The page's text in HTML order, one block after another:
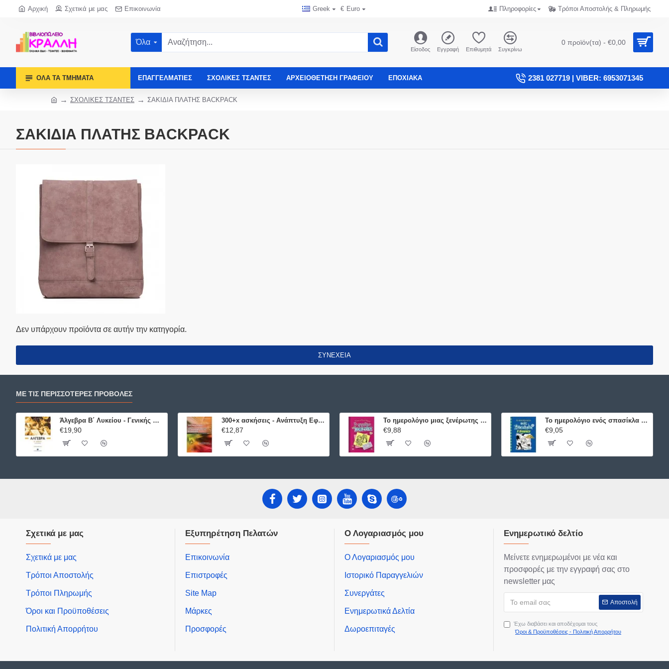
Αρχική Σχετικά με μας Επικοινωνία Greek € Euro Πληροφορίες Τρόποι Αποστολής & Πληρωμής
Όλα
Είσοδος Εγγραφή Επιθυμητά Συγκρίνω
0 προϊόν(τα) - €0,00
ΌΛΑ ΤΑ ΤΜΉΜΑΤΑ ΕΠΑΓΓΕΛΜΑΤΊΕΣ ΣΧΟΛΙΚΈΣ ΤΣΆΝΤΕΣ ΑΡΧΕΙΟΘΈΤΗΣΗ ΓΡΑΦΕΊΟΥ ΕΠΟΧΙΑΚΑ 2381 027719 | VIBER: 6953071345
ΣΧΟΛΙΚΕΣ ΤΣΑΝΤΕΣ ΣΑΚΙΔΙΑ ΠΛΑΤΗΣ BACKPACK
ΣΑΚΙΔΙΑ ΠΛΑΤΗΣ BACKPACK
Δεν υπάρχουν προϊόντα σε αυτήν την κατηγορία.
ΣΥΝΈΧΕΙΑ
ΜΕ ΤΙΣ ΠΕΡΙΣΣΌΤΕΡΕΣ ΠΡΟΒΟΛΈΣ
Άλγεβρα B΄ Λυκείου - Γενικής Παιδείας ΕΛΛΗΝΟΕΚΔΟΤΙΚΗ
€19,90
300+x ασκήσεις - Ανάπτυξη Εφαρμογών σε Προγραμματιστικό Περιβάλλον ΕΛΛΗΝΟΕΚΔΟΤΙΚΗ
€12,87
Το ημερολόγιο μιας ξενέρωτης 1:Ιστορίες από μια όχι και τόσο υπέροχη ζωή
€9,88
Το ημερολόγιο ενός σπασίκλα 12 - Η απόδραση
€9,05
Σχετικά με μας
Σχετικά με μας
Τρόποι Αποστολής
Τρόποι Πληρωμής
Όροι και Προϋποθέσεις
Πολιτική Απορρήτου
Εξυπηρέτηση Πελατών
Επικοινωνία
Επιστροφές
Site Map
Μάρκες
Προσφορές
Ο Λογαριασμός μου
Ο Λογαριασμός μου
Ιστορικό Παραγγελιών
Συνεργάτες
Ενημερωτικά Δελτία
Δωροεπιταγές
Ενημερωτικό δελτίο
Μείνετε ενημερωμένοι με νέα και
προσφορές με την εγγραφή σας στο
newsletter μας
Αποστολή
Έχω διαβάσει και αποδέχομαι τους
Όροι & Προϋποθέσεις - Πολιτική Απορρήτου